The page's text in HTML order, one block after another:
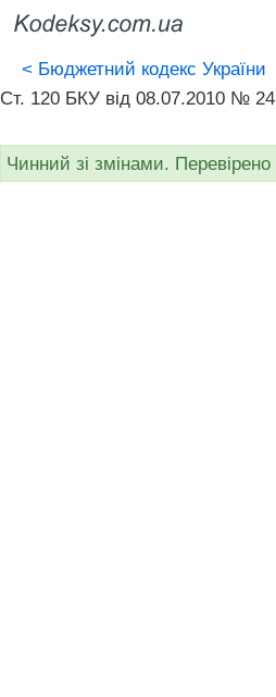
< Бюджетний кодекс України
Ст. 120 БКУ від 08.07.2010 №
Чинний зі змінами.